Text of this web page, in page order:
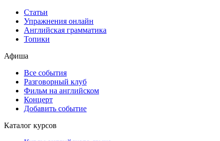
Статьи
Упражнения онлайн
Английская грамматика
Топики
Афиша
Все события
Разговорный клуб
Фильм на английском
Концерт
Добавить событие
Каталог курсов